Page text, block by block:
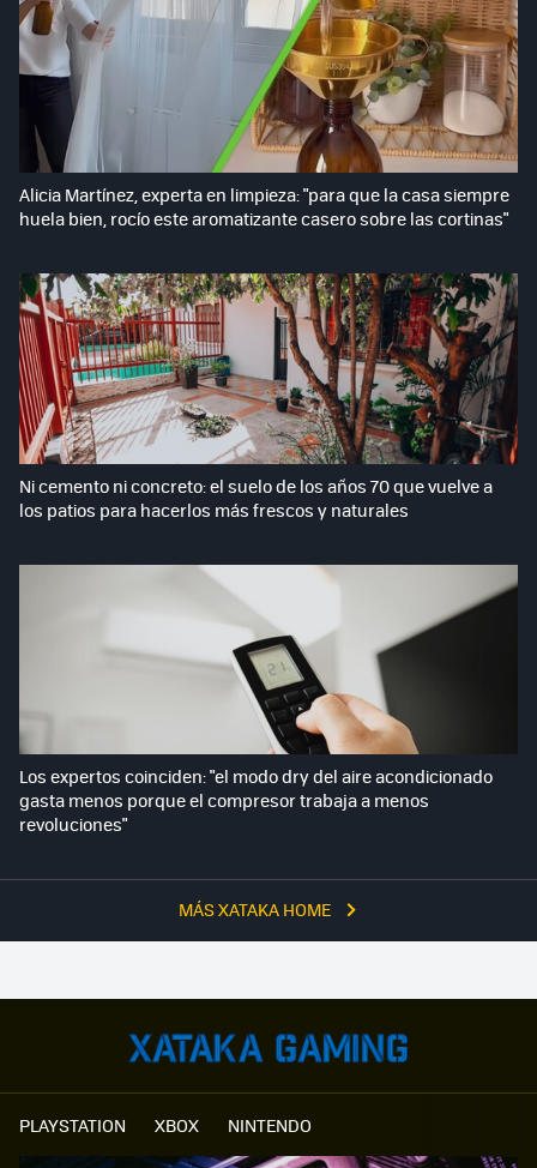
MÁS XATAKA HOME
Alicia Martínez, experta en limpieza: "para que la casa siempre
huela bien, rocío este aromatizante casero sobre las cortinas"
Ni cemento ni concreto: el suelo de los años 70 que vuelve a
los patios para hacerlos más frescos y naturales
Los expertos coinciden: "el modo dry del aire acondicionado
gasta menos porque el compresor trabaja a menos
revoluciones"
PLAYSTATION XBOX NINTENDO